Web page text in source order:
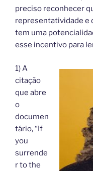
preciso reconhecer
representatividade e
tem uma
esse incentivo para
1) A
citação
que abre
o
documen
tário, “If
you
surrende
r to the